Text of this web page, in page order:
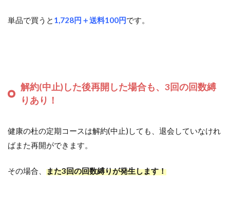
単品で買うと 1,728円＋送料100円です。
解約(中止)した後再開した場合も、3回の回数縛
りあり！
健康の杜の定期コースは解約(中止)しても、退会していなけれ
ばまた再開ができます。
その場合、 また3回の回数縛りが発生します！